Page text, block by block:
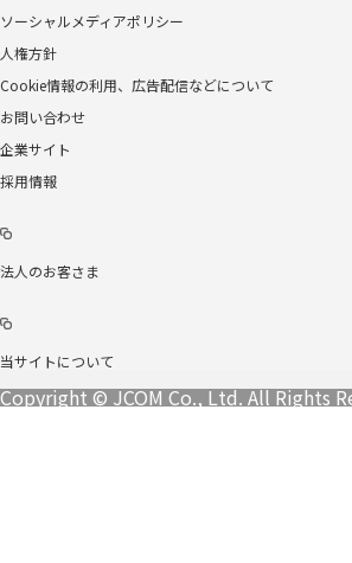
ソーシャルメディアポリシー
人権方針
Cookie情報の利用、広告配信などについて
お問い合わせ
企業サイト
採用情報
法人のお客さま
当サイトについて
Copyright © JCOM Co., Ltd. All Rights